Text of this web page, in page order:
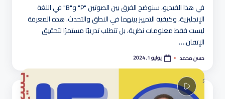
في هذا الفيديو، سنوضح الفرق بين الصوتين "P" و"B" في اللغة
الإنجليزية، وكيفية التمييز بينهما في النطق والتحدث. هذه المعرفة
ليست فقط معلومات نظرية، بل تتطلب تدريبًا مستمرًا لتحقيق
الإتقان.…
تمّ
النشر
بواسطة
حسن محمد يوليو 1, 2024